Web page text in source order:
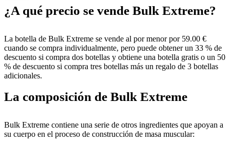
¿A qué precio se vende Bulk Extreme?
La botella de Bulk Extreme se vende al por menor por 59.00 €
cuando se compra individualmente, pero puede obtener un 33 % de
descuento si compra dos botellas y obtiene una botella gratis o un 50
% de descuento si compra tres botellas más un regalo de 3 botellas
adicionales.
La composición de Bulk Extreme
Bulk Extreme contiene una serie de otros ingredientes que apoyan a
su cuerpo en el proceso de construcción de masa muscular: